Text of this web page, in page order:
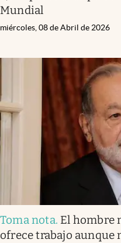
Mundial
miércoles, 08 de Abril de 2026
Toma nota. El hombre
ofrece trabajo aunque